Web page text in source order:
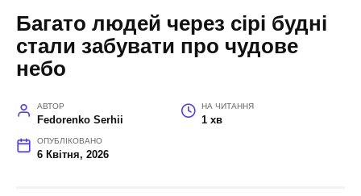
Багато людей через сірі будні
стали забувати про чудове
небо
АВТОР
Fedorenko Serhii
НА ЧИТАННЯ
1 хв
ОПУБЛІКОВАНО
6 Квітня, 2026